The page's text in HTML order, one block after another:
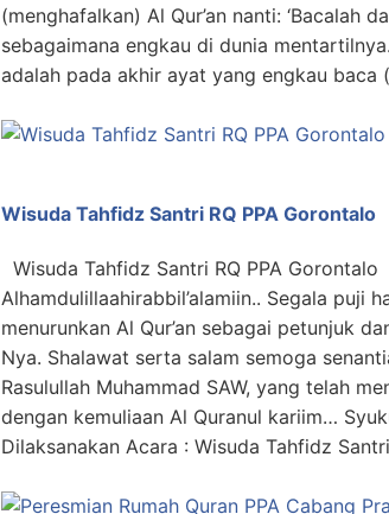
(menghafalkan) Al Qur’an nanti: ‘Bacalah
sebagaimana engkau di dunia
adalah pada akhir ayat yang engkau baca
Wisuda Tahfidz Santri RQ PPA Gorontalo
Wisuda Tahfidz Santri RQ PPA Gorontalo
Alhamdulillaahirabbil’alamiin.. Segala puji
menurunkan Al Qur’an sebagai petunjuk
Nya. Shalawat serta salam semoga
Rasulullah Muhammad SAW, yang telah
dengan kemuliaan Al Quranul kariim…
Dilaksanakan Acara : Wisuda Tahfidz